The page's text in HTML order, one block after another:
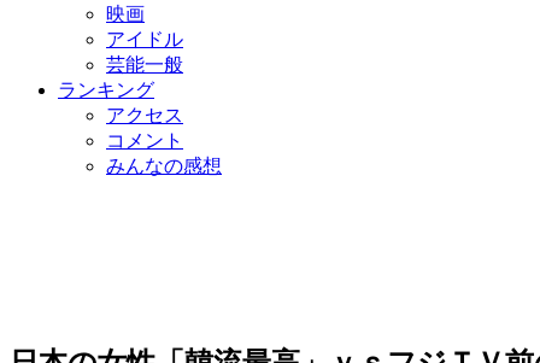
映画
アイドル
芸能一般
ランキング
アクセス
コメント
みんなの感想